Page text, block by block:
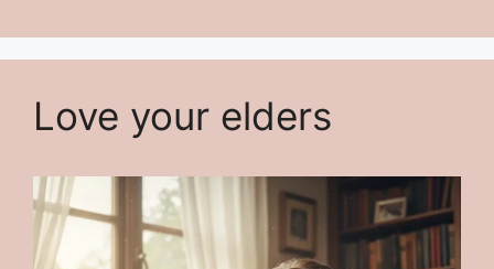
Love your elders